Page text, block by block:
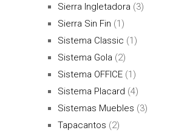
Sierra Ingletadora (3)
Sierra Sin Fin (1)
Sistema Classic (1)
Sistema Gola (2)
Sistema OFFICE (1)
Sistema Placard (4)
Sistemas Muebles (3)
Tapacantos (2)